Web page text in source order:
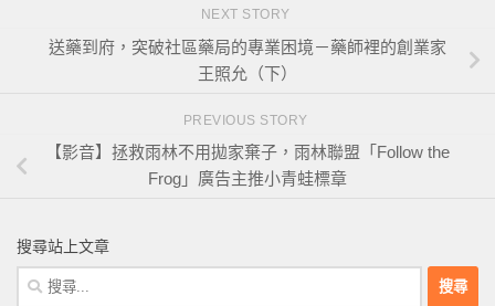
NEXT STORY
送藥到府，突破社區藥局的專業困境－藥師裡的創業家
王照允（下）
PREVIOUS STORY
【影音】拯救雨林不用拋家棄子，雨林聯盟「Follow the
Frog」廣告主推小青蛙標章
搜尋站上文章
搜